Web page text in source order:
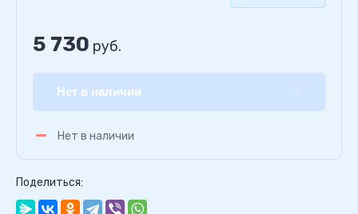
5 730 руб.
Нет в наличии
Нет в наличии
Поделиться: